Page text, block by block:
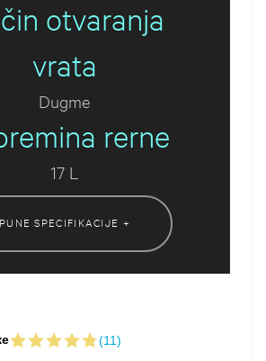
otvaranja
vrata
Dugme
rerne
17 L
PUNE SPECIFIKACIJE +
(11)